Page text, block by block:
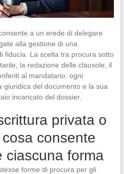
a un erede di delegare
alla gestione di una
fiducia. La scelta tra procura sotto
la redazione delle clausole, il
al mandatario: ogni
giuridica del documento e la sua
incaricato del dossier.
privata o
consente
ciascuna forma
forme di procura per gli